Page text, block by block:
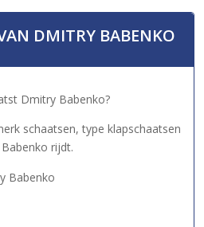
DMITRY BABENKO
Dmitry Babenko?
schaatsen, type klapschaatsen
rijdt.
Babenko